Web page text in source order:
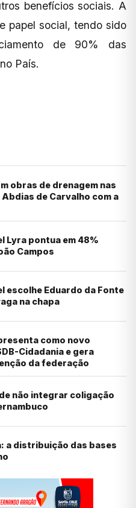
benefícios sociais. A
papel social, tendo sido
de 90% das
País.
obras de drenagem nas
de Carvalho com a
Lyra pontua em 48%
Campos
escolhe Eduardo da Fonte
na chapa
como novo
Cidadania e gera
da federação
não integrar coligação
a distribuição das bases